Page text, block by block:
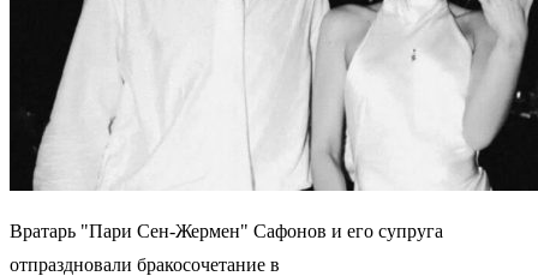
Вратарь "Пари Сен-Жермен" Сафонов и его супруга
отпраздновали бракосочетание в